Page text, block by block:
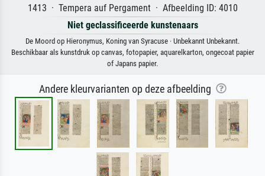
1413 · Tempera auf Pergament · Afbeelding ID: 4010
Niet geclassificeerde kunstenaars
De Moord op Hieronymus, Koning van Syracuse · Unbekannt Unbekannt.
Beschikbaar als kunstdruk op canvas, fotopapier, aquarelkarton, ongecoat papier
of Japans papier.
Andere kleurvarianten op deze afbeelding